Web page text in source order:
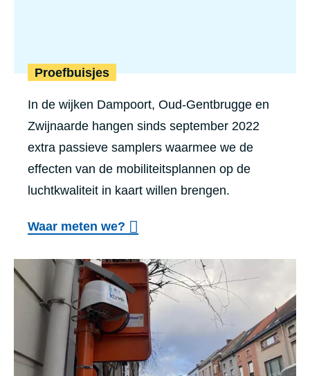
Proefbuisjes
In de wijken Dampoort, Oud-Gentbrugge en
Zwijnaarde hangen sinds september 2022
extra passieve samplers waarmee we de
effecten van de mobiliteitsplannen op de
luchtkwaliteit in kaart willen brengen.
Waar meten we?